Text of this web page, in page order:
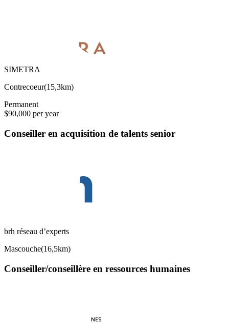
SIMETRA
Contrecoeur(15,3km)
Permanent
$90,000 per year
Conseiller en acquisition de talents senior
brh réseau d’experts
Mascouche(16,5km)
Conseiller/conseillère en ressources humaines